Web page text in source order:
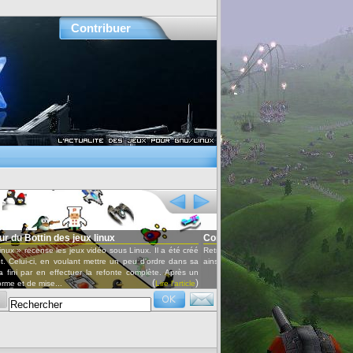
Contribuer
été créé
dans sa
un
l'article)
Conférences audio et vidéo
Retrouvez les conférences données lors des Ubuntu party ou d'autres événements,
ainsi que les interviews par OxyRadio.